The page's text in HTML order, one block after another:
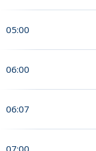
05:00
06:00
06:07